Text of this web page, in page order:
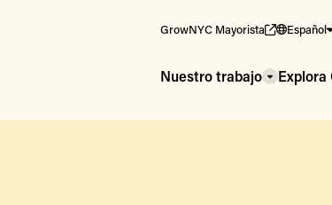
GrowNYC Mayorista Español
Nuestro trabajo Explora